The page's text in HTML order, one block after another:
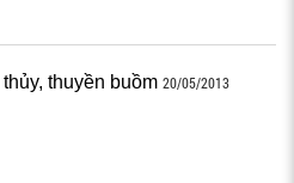
thuyền buồm 20/05/2013